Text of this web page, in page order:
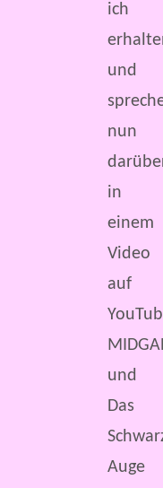
ich
und
nun
in
einem
Video
auf
und
Das
Auge